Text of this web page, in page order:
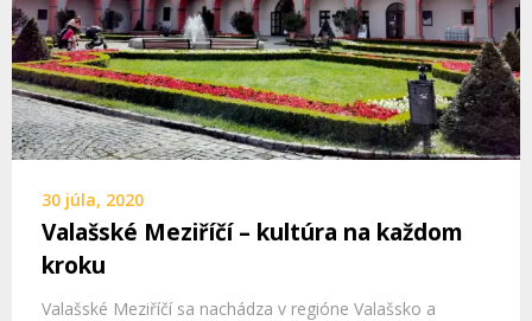
30 júla, 2020
Valašské Meziříčí – kultúra na každom
kroku
Valašské Meziříčí sa nachádza v regióne Valašsko a